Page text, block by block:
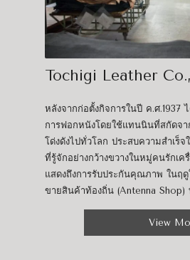
Tochigi Leather
หลังจากก่อตั้งกิจการในปี ค.ศ.1937
การฟอกหนังโดยใช้แทนนินที่สกัดจ
โด่งดังไปทั่วโลก ประสบความสำเร็
ที่รู้จักอย่างกว้างขวางในหมู่คนรักเค
แสดงถึงการรับประกันคุณภาพ ในฤ
ขายสินค้าท้องถิ่น (Antenna
View